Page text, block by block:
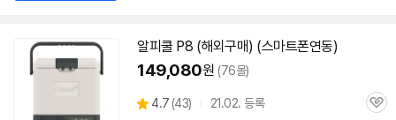
알피쿨 P8 (해외구매) (스마트폰연동)
149,080원 (76몰)
별
4.7 (상
43) 21.02. 등록
관